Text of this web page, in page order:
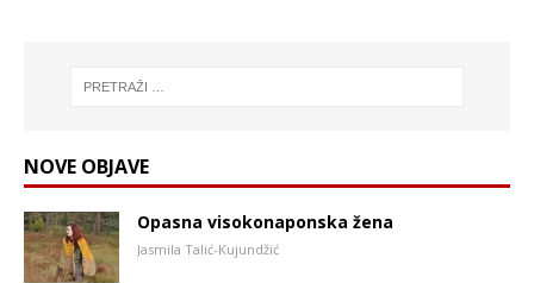
NOVE OBJAVE
Opasna visokonaponska žena
Jasmila Talić-Kujundžić